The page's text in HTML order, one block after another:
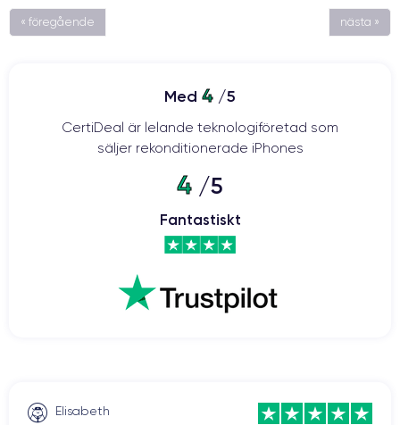
« föregående nästa »
Med 4 /5
CertiDeal är lelande teknologiföretad som
säljer rekonditionerade iPhones
4 /5
Fantastiskt
Elisabeth